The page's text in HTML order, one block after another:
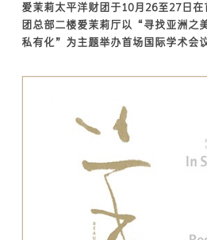
爱茉莉太平洋财团于10月26至27日
团总部二楼爱茉莉厅以“寻找亚洲之
私有化”为主题举办首场国际学术会议